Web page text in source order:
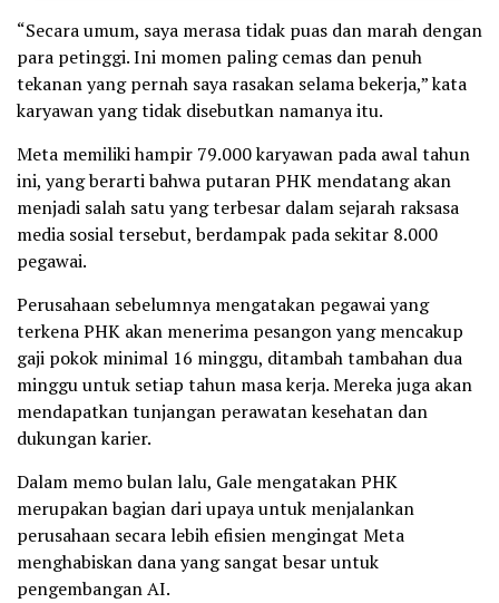
“Secara umum, saya merasa tidak puas dan marah dengan
para petinggi. Ini momen paling cemas dan penuh
tekanan yang pernah saya rasakan selama bekerja,” kata
karyawan yang tidak disebutkan namanya itu.
Meta memiliki hampir 79.000 karyawan pada awal tahun
ini, yang berarti bahwa putaran PHK mendatang akan
menjadi salah satu yang terbesar dalam sejarah raksasa
media sosial tersebut, berdampak pada sekitar 8.000
pegawai.
Perusahaan sebelumnya mengatakan pegawai yang
terkena PHK akan menerima pesangon yang mencakup
gaji pokok minimal 16 minggu, ditambah tambahan dua
minggu untuk setiap tahun masa kerja. Mereka juga akan
mendapatkan tunjangan perawatan kesehatan dan
dukungan karier.
Dalam memo bulan lalu, Gale mengatakan PHK
merupakan bagian dari upaya untuk menjalankan
perusahaan secara lebih efisien mengingat Meta
menghabiskan dana yang sangat besar untuk
pengembangan AI.